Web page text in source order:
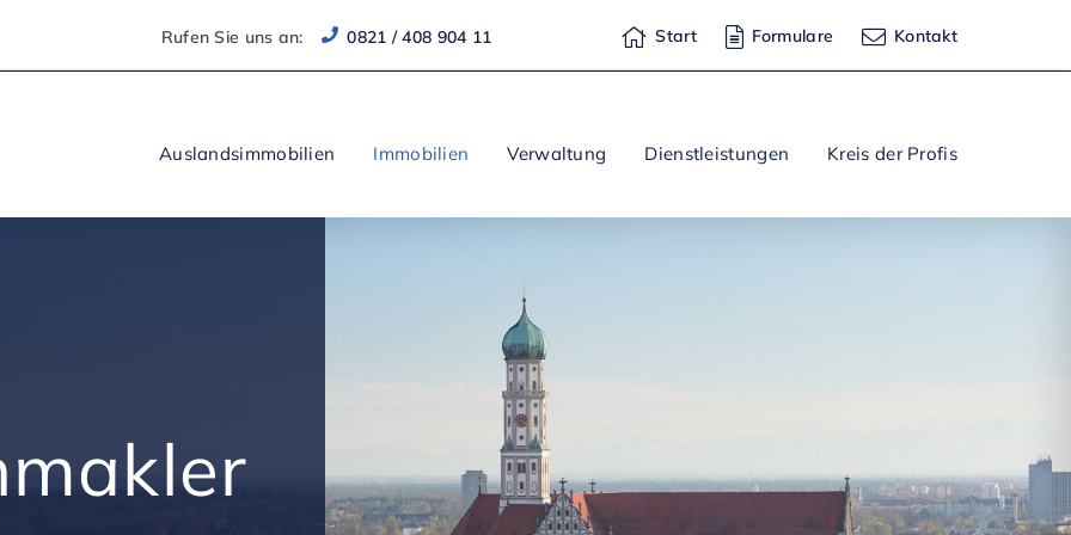
Rufen Sie uns an: 0821 / 408 904 11 Start Formulare Kontakt
Auslandsimmobilien Immobilien Verwaltung Dienstleistungen Kreis der Profis